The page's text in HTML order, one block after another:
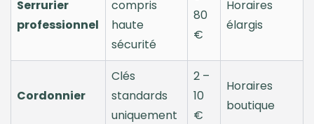
Serrurier
professionnel
compris
haute
sécurité
80
€
Horaires
élargis
Cordonnier
Clés
standards
uniquement
2 –
10
€
Horaires
boutique